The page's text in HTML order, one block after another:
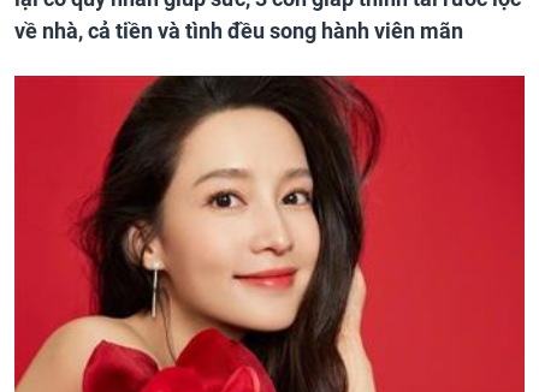
về nhà, cả tiền và tình đều song hành viên mãn